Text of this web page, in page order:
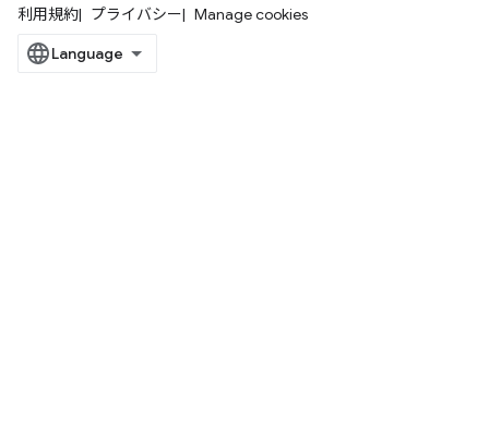
利用規約 プライバシー Manage cookies